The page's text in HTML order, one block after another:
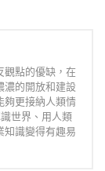
觀點的優缺，在
濃的開放和建設
夠更接納人類情
世界、用人類
知識變得有趣易